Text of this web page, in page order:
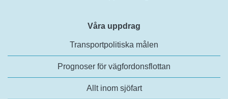
Våra uppdrag
Transportpolitiska målen
Prognoser för vägfordonsflottan
Allt inom sjöfart